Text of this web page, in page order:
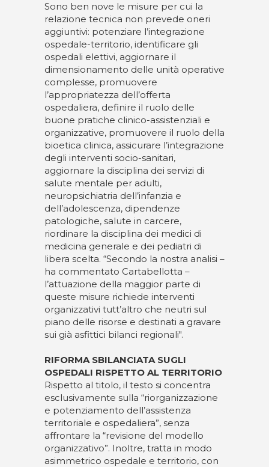
Sono ben nove le misure per cui la
relazione tecnica non prevede oneri
aggiuntivi: potenziare l’integrazione
ospedale-territorio, identificare gli
ospedali elettivi, aggiornare il
dimensionamento delle unità operative
complesse, promuovere
l’appropriatezza dell’offerta
ospedaliera, definire il ruolo delle
buone pratiche clinico-assistenziali e
organizzative, promuovere il ruolo della
bioetica clinica, assicurare l’integrazione
degli interventi socio-sanitari,
aggiornare la disciplina dei servizi di
salute mentale per adulti,
neuropsichiatria dell’infanzia e
dell’adolescenza, dipendenze
patologiche, salute in carcere,
riordinare la disciplina dei medici di
medicina generale e dei pediatri di
libera scelta. “Secondo la nostra analisi –
ha commentato Cartabellotta –
l’attuazione della maggior parte di
queste misure richiede interventi
organizzativi tutt’altro che neutri sul
piano delle risorse e destinati a gravare
sui già asfittici bilanci regionali".
RIFORMA SBILANCIATA SUGLI
OSPEDALI RISPETTO AL TERRITORIO
Rispetto al titolo, il testo si concentra
esclusivamente sulla “riorganizzazione
e potenziamento dell’assistenza
territoriale e ospedaliera”, senza
affrontare la “revisione del modello
organizzativo”. Inoltre, tratta in modo
asimmetrico ospedale e territorio, con